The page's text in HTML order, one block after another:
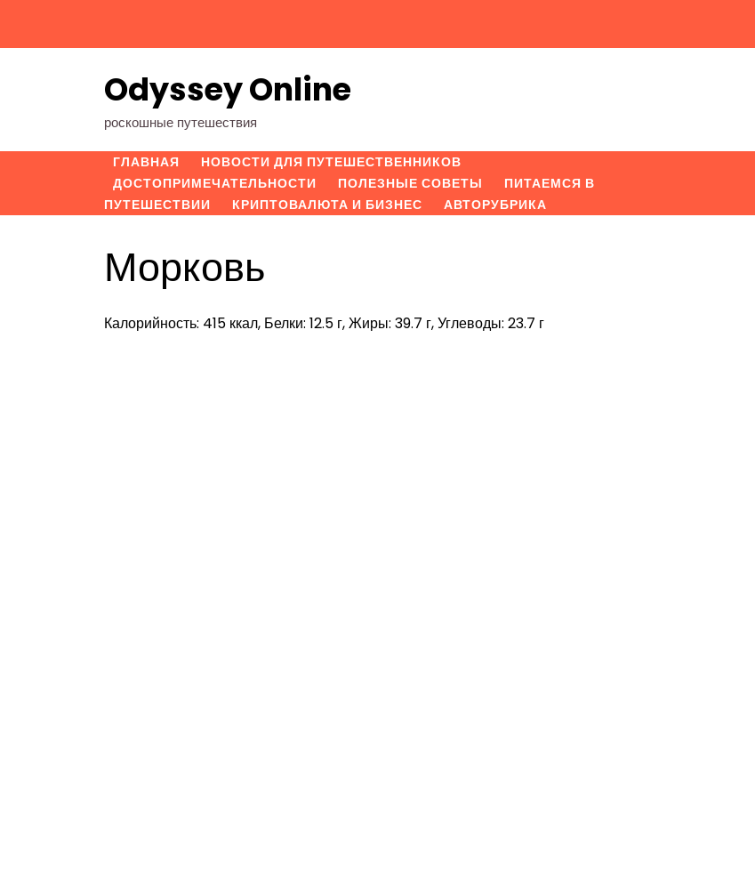
содержимому
Odyssey Online
роскошные путешествия
ГЛАВНАЯ
НОВОСТИ ДЛЯ ПУТЕШЕСТВЕННИКОВ
ДОСТОПРИМЕЧАТЕЛЬНОСТИ
ПОЛЕЗНЫЕ СОВЕТЫ
ПИТАЕМСЯ В
ПУТЕШЕСТВИИ
КРИПТОВАЛЮТА И БИЗНЕС АВТОРУБРИКА
Морковь
Калорийность: 415 ккал, Белки: 12.5 г, Жиры: 39.7 г, Углеводы: 23.7 г